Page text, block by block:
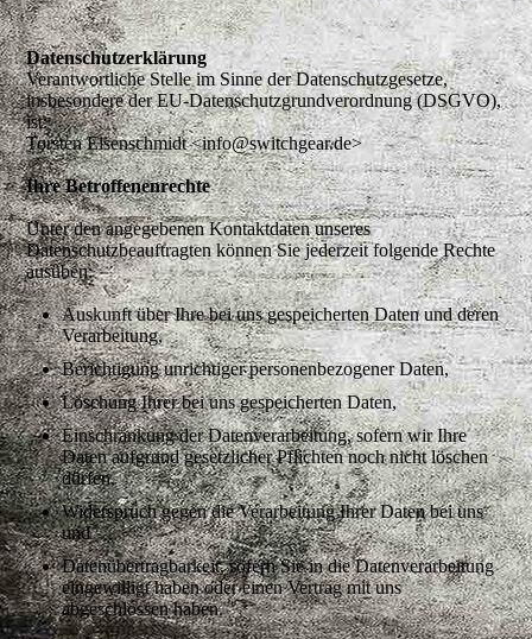
Datenschutzerklärung
Verantwortliche Stelle im Sinne der Datenschutzgesetze,
insbesondere der EU-Datenschutzgrundverordnung (DSGVO),
ist:
Torsten Eisenschmidt <info@switchgear.de>
Ihre Betroffenenrechte
Unter den angegebenen Kontaktdaten unseres
Datenschutzbeauftragten können Sie jederzeit folgende Rechte
ausüben:
Auskunft über Ihre bei uns gespeicherten Daten und deren
Verarbeitung,
Berichtigung unrichtiger personenbezogener Daten,
Löschung Ihrer bei uns gespeicherten Daten,
Einschränkung der Datenverarbeitung, sofern wir Ihre
Daten aufgrund gesetzlicher Pflichten noch nicht löschen
dürfen,
Widerspruch gegen die Verarbeitung Ihrer Daten bei uns
und
Datenübertragbarkeit, sofern Sie in die Datenverarbeitung
eingewilligt haben oder einen Vertrag mit uns
abgeschlossen haben.